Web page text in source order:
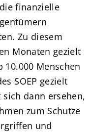
finanzielle
Zu diesem
Monaten gezielt
Menschen
SOEP gezielt
dann ersehen,
zum Schutze
und